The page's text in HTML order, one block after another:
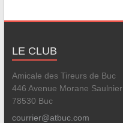
LE CLUB
Amicale des Tireurs de Buc
446 Avenue Morane Saulnier
78530 Buc
courrier@atbuc.com